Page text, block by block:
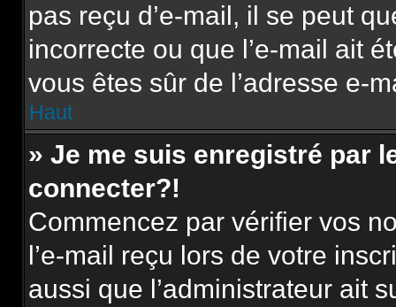
pas reçu d’e-mail, il se peut
incorrecte ou que l’e-mail ait
vous êtes sûr de l’adresse e-
Haut
» Je me suis enregistré par
connecter?!
Commencez par vérifier vos
l’e-mail reçu lors de votre
aussi que l’administrateur ait